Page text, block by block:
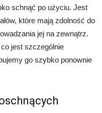
schnąć po użyciu. Jest
które mają zdolność do
jej na zewnątrz.
jest szczególnie
go szybko ponownie